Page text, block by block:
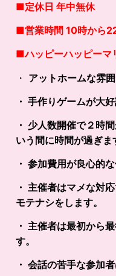
■定休日 年中無休
■営業時間 10時から
■ハッピーハッピーマ
・ アットホームな雰囲
・ 手作りゲームが大
・ 少人数開催で２時
いう間に時間が過ぎま
・ 参加費用が良心的
・ 主催者はマメな対
モテナシをします。
・ 主催者は最初から
す。
・ 会話の苦手な参加